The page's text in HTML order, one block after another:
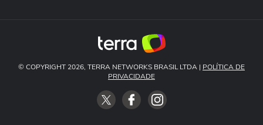
© COPYRIGHT 2026, TERRA NETWORKS BRASIL LTDA | POLÍTICA DE
PRIVACIDADE